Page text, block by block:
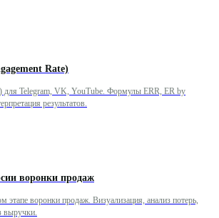
Rate)
для Telegram, VK, YouTube. Формулы ERR, ER by
результатов.
воронки продаж
этапе воронки продаж. Визуализация, анализ потерь,
выручки.